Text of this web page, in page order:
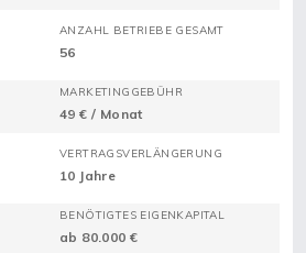
ANZAHL BETRIEBE GESAMT
56
MARKETINGGEBÜHR
49 € / Monat
VERTRAGSVERLÄNGERUNG
10 Jahre
BENÖTIGTES EIGENKAPITAL
ab 80.000 €